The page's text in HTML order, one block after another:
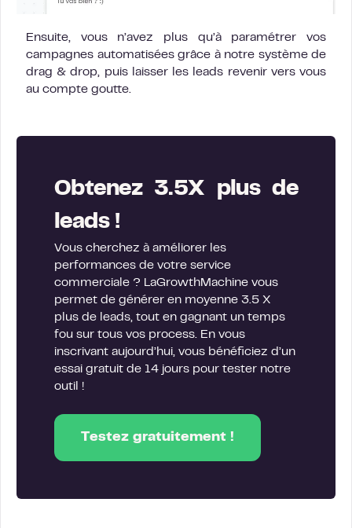
Ensuite, vous n’avez plus qu’à paramétrer vos
campagnes automatisées grâce à notre système de
drag & drop, puis laisser les leads revenir vers vous
au compte goutte.
Obtenez 3.5X plus de
leads !
Vous cherchez à améliorer les
performances de votre service
commerciale ? LaGrowthMachine vous
permet de générer en moyenne 3.5 X
plus de leads, tout en gagnant un temps
fou sur tous vos process. En vous
inscrivant aujourd’hui, vous bénéficiez d’un
essai gratuit de 14 jours pour tester notre
outil !
Testez gratuitement !